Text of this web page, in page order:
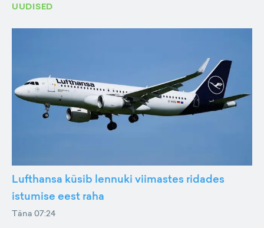
UUDISED
Lufthansa küsib lennuki viimastes ridades
istumise eest raha
Täna 07:24